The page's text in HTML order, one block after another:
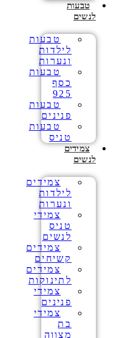
טבעות
לנשים
טבעות
לילדות
ונערות
טבעות
כסף
925
טבעות
פנינים
טבעות
טניס
צמידים
לנשים
צמידים
לילדות
ונערות
צמידי
טניס
לנשים
צמידים
קשיחים
צמידים
לתינוקות
צמידי
פנינים
צמידי
בת
מצווה